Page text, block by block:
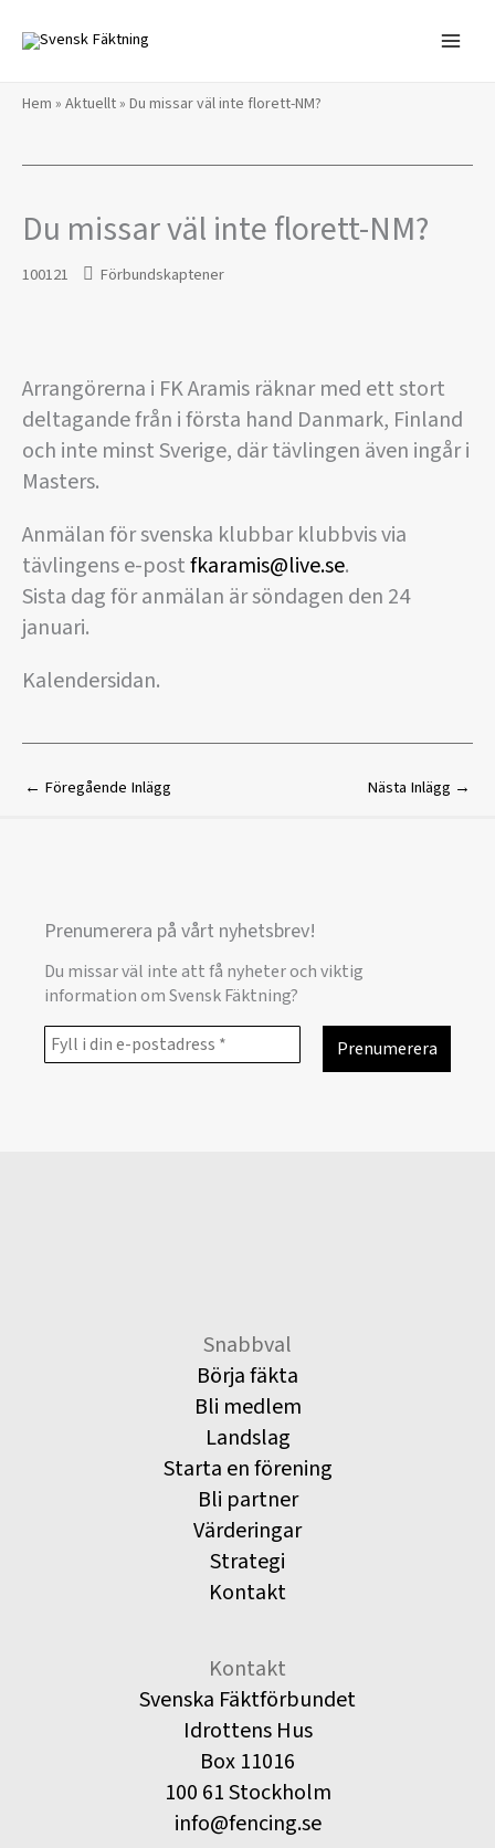
innehåll
Hem » Aktuellt» Du missar väl inte florett-NM?
Du missar väl inte florett-NM?
100121 Förbundskaptener
Arrangörerna i FK Aramis räknar med ett stort
deltagande från i första hand Danmark, Finland
och inte minst Sverige, där tävlingen även ingår i
Masters.
Anmälan för svenska klubbar klubbvis via
tävlingens e-postfkaramis@live.se.
Sista dag för anmälan är söndagen den 24
januari.
Kalendersidan.
← Föregående Inlägg Nästa Inlägg →
Prenumerera på vårt nyhetsbrev!
Du missar väl inte att få nyheter och viktig
information om Svensk Fäktning?
Snabbval
Börja fäkta
Bli medlem
Landslag
Starta en förening
Bli partner
Värderingar
Strategi
Kontakt
Kontakt
Svenska Fäktförbundet
Idrottens Hus
Box 11016
100 61 Stockholm
info@fencing.se